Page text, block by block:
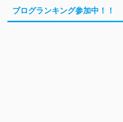
ブログランキング参加中！！